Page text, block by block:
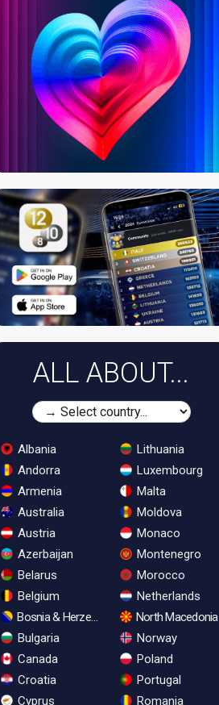
ALL ABOUT...
Albania
Andorra
Armenia
Australia
Austria
Azerbaijan
Belarus
Belgium
Bosnia & Herzegovina
Bulgaria
Canada
Croatia
Cyprus
Lithuania
Luxembourg
Malta
Moldova
Monaco
Montenegro
Morocco
Netherlands
North Macedonia
Norway
Poland
Portugal
Romania